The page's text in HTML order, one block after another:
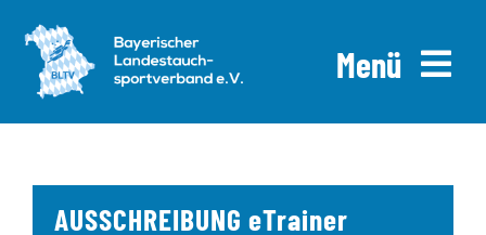
content
Menü
NewsAUSSCHREIBUNG eTrainer